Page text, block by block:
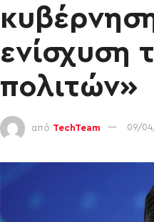
ενίσχυση
πολιτών»
από TechTeam 09/